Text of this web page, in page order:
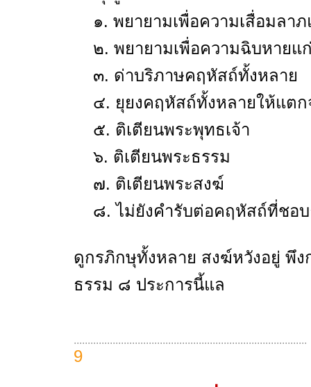
๑. พยายามเพื่อความเสื่อมลา
๒. พยายามเพื่อความฉิบหายแ
๓. ด่าบริภาษคฤหัสถ์ทั้งหลาย
๔. ยุยงคฤหัสถ์ทั้งหลายให้แตก
๕. ติเตียนพระพุทธเจ้า
๖. ติเตียนพระธรรม
๗. ติเตียนพระสงฆ์
๘. ไม่ยังคำรับต่อคฤหัสถ์ที่ชอบ
ดูกรภิกษุทั้งหลาย สงฆ์หวังอยู่ พึ
ธรรม ๘ ประการนี้แล
....................................................................................
9